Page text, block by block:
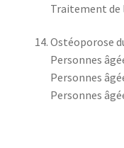
Traitement
Ostéoporose
Personnes
Personnes
Personnes